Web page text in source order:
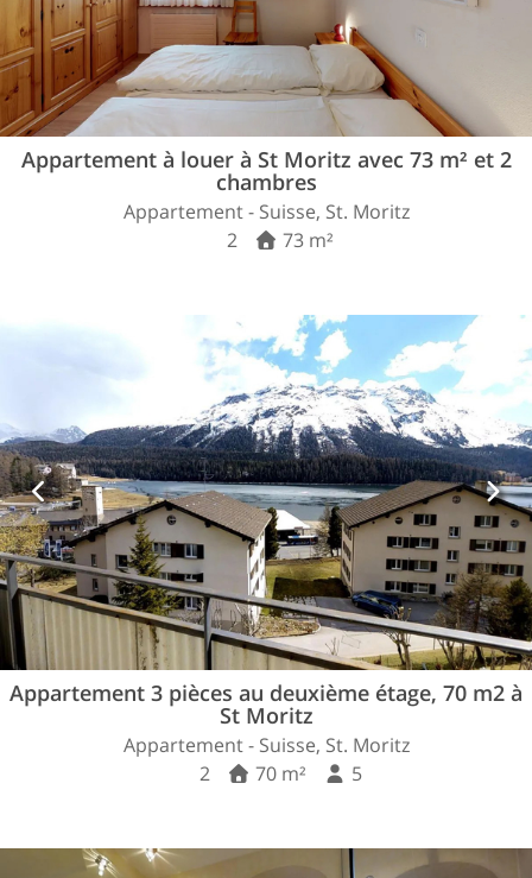
Appartement à louer à St Moritz avec 73 m² et 2
chambres
Appartement - Suisse, St. Moritz
2
73 m²
Appartement 3 pièces au deuxième étage, 70 m2 à
St Moritz
Appartement - Suisse, St. Moritz
2
70 m² 5